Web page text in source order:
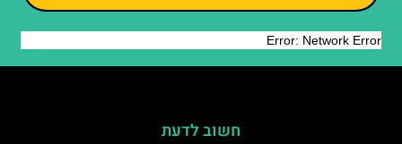
חשוב לדעת